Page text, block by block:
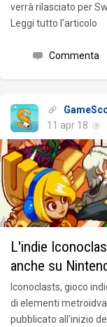
verrà rilasciato per
Leggi tutto l'articolo
Commenta
11 apr 18
L'indie
anche su
Iconoclasts, gioco
di elementi
pubblicato all'inizio